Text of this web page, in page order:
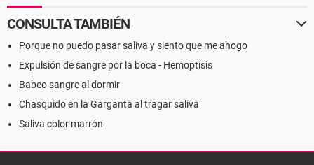
CONSULTA TAMBIÉN
Porque no puedo pasar saliva y siento que me ahogo
Expulsión de sangre por la boca - Hemoptisis
Babeo sangre al dormir
Chasquido en la Garganta al tragar saliva
Saliva color marrón